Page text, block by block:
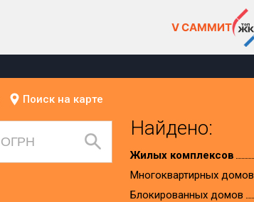
V САММИТ
Поиск на карте
Найдено:
Жилых комплексов
Многоквартирных домов
Блокированных домов